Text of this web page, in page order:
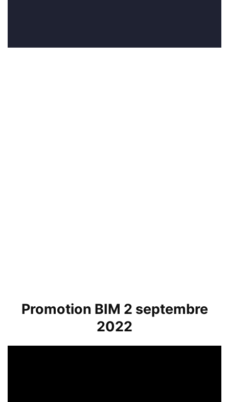
Promotion BIM 2 septembre
2022